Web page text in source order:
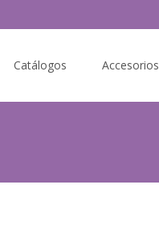
Catálogos Accesorios